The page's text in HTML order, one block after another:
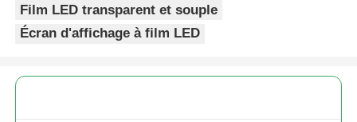
Film LED transparent et souple
Écran d'affichage à film LED